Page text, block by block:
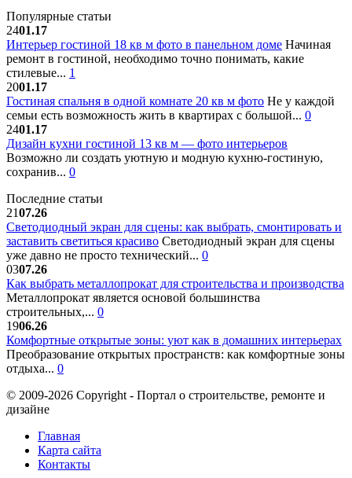
Популярные статьи
2401.17
Интерьер гостиной 18 кв м фото в панельном доме Начиная
ремонт в гостиной, необходимо точно понимать, какие
стилевые... 1
2001.17
Гостиная спальня в одной комнате 20 кв м фото Не у каждой
семьи есть возможность жить в квартирах с большой... 0
2401.17
Дизайн кухни гостиной 13 кв м — фото интерьеров
Возможно ли создать уютную и модную кухню-гостиную,
сохранив... 0
Последние статьи
2107.26
Светодиодный экран для сцены: как выбрать, смонтировать и
заставить светиться красиво Светодиодный экран для сцены
уже давно не просто технический... 0
0307.26
Как выбрать металлопрокат для строительства и производства
Металлопрокат является основой большинства
строительных,... 0
1906.26
Комфортные открытые зоны: уют как в домашних интерьерах
Преобразование открытых пространств: как комфортные зоны
отдыха... 0
© 2009-2026 Copyright - Портал о строительстве, ремонте и
дизайне
Главная
Карта сайта
Контакты